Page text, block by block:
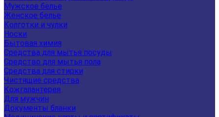
Мужское белье
Женское белье
Колготки и чулки
Носки
Бытовая химия
Средства для мытья посуды
Средство для мытья пола
Средства для стирки
Чистящие средства
Кожгалантерея
Для мужчин
Документы бланки